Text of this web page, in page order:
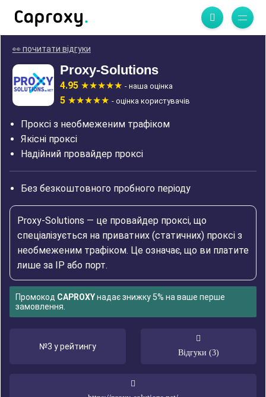
👀 почитати відгуки
Proxy-Solutions
4.95 - наша оцінка
5 - оцінка користувачів
Проксі з необмеженим трафіком
Якісні проксі
Надійний провайдер проксі
Без безкоштовного пробного періоду
Proxy-Solutions — це провайдер проксі, що
спеціалізується на приватних (статичних) проксі з
необмеженим трафіком. Це означає, що ви платите
лише за IP або порт.
Промокод CAPROXYнадає знижку 5% на ваше перше
замовлення.
№3 у рейтингу
Відгуки (3)